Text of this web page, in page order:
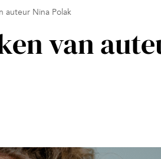
auteur Nina Polak
van